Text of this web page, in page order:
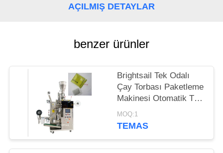
PRIVACY
POLICY
AÇILMIŞ DETAYLAR
benzer ürünler
Brightsail Tek Odalı
Çay Torbası Paketleme
Makinesi Otomatik Toz
Paketleme Makinesi
MOQ:1
TEMAS